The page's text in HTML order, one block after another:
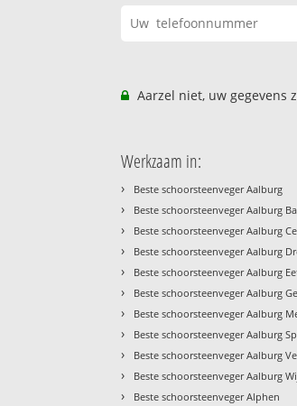
Aarzel niet, uw gegevens
Werkzaam in:
› Beste schoorsteenveger Aalburg
› Beste schoorsteenveger Aalburg
› Beste schoorsteenveger Aalburg
› Beste schoorsteenveger Aalburg
› Beste schoorsteenveger Aalburg
› Beste schoorsteenveger Aalburg
› Beste schoorsteenveger Aalburg
› Beste schoorsteenveger Aalburg
› Beste schoorsteenveger Aalburg
› Beste schoorsteenveger Aalburg
› Beste schoorsteenveger Alphen